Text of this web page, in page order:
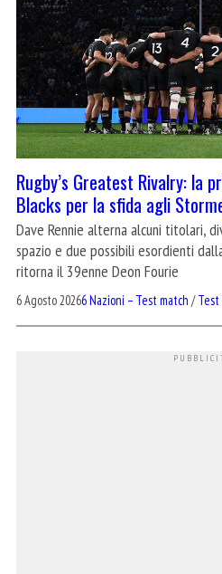
Rugby’s Greatest Rivalry: la
Blacks per la sfida agli
Dave Rennie alterna alcuni titolari,
spazio e due possibili esordienti
ritorna il 39enne Deon Fourie
6 Agosto 20266 Nazioni – Test match /Test